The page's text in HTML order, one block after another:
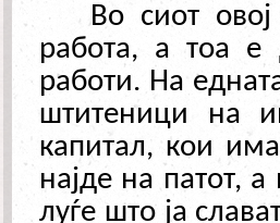
Во сиот
работа, а тоа е
работи. На
штитеници на
капитал, кои
најде на патот,
луѓе што ја